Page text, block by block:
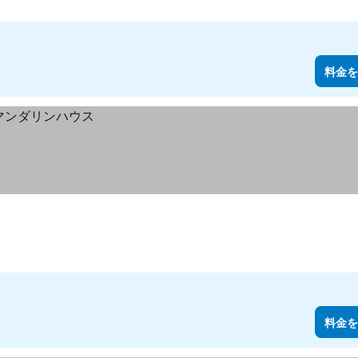
料金
料金